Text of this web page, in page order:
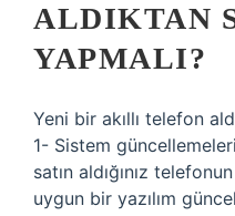
ALDIKTAN
YAPMALI?
Yeni bir akıllı telefon
1- Sistem
satın aldığınız
uygun bir yazılım